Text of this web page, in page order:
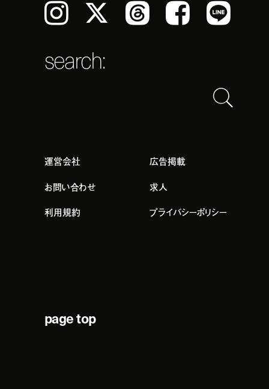
Instagram 𝕏 Threads Facebook LINE
search:
運営会社
広告掲載
お問い合わせ
求人
利用規約 プライバシーポリシー
page top